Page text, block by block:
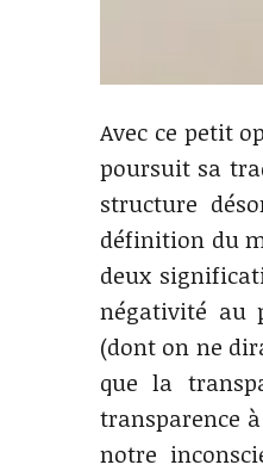
Avec ce petit
poursuit sa
structure
définition du
deux
négativité au
(dont on ne
que la
transparence
notre